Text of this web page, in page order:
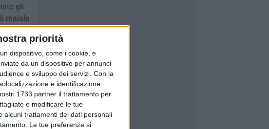
priorità
dispositivo, come i cookie, e
da un dispositivo per annunci
e sviluppo dei servizi. Con la
e identificazione
1733 partner il trattamento per
e modificare le tue
alcuni trattamenti dei dati personali
Le tue preferenze si
gli
maiale
2021
di